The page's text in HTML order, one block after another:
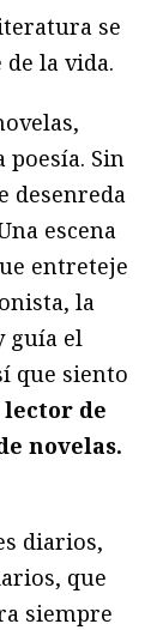
se
la vida.
Sin
desenreda
escena
entreteje
la
guía el
que siento
lector de
novelas.
diarios,
que
siempre